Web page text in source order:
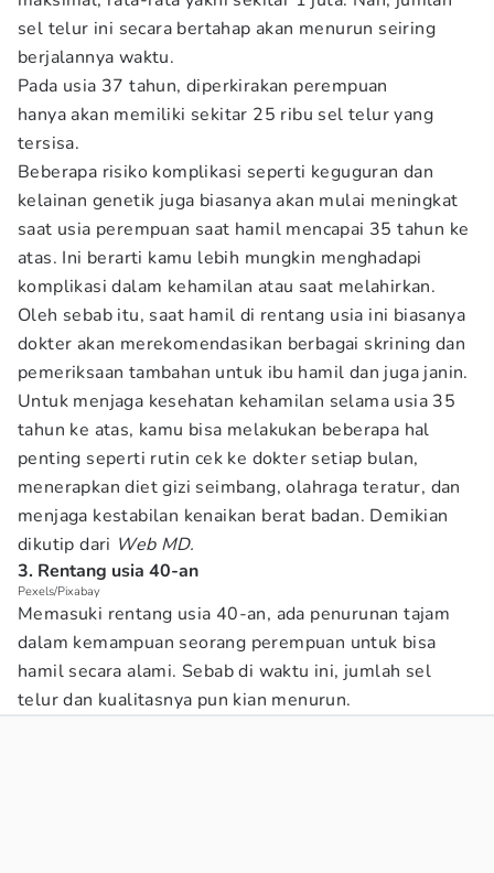
sel telur ini secara bertahap akan menurun seiring
berjalannya waktu.
Pada usia 37 tahun, diperkirakan perempuan
hanya akan memiliki sekitar 25 ribu sel telur yang
tersisa.
Beberapa risiko komplikasi seperti keguguran dan
kelainan genetik juga biasanya akan mulai meningkat
saat usia perempuan saat hamil mencapai 35 tahun ke
atas. Ini berarti kamu lebih mungkin menghadapi
komplikasi dalam kehamilan atau saat melahirkan.
Oleh sebab itu, saat hamil di rentang usia ini biasanya
dokter akan merekomendasikan berbagai skrining dan
pemeriksaan tambahan untuk ibu hamil dan juga janin.
Untuk menjaga kesehatan kehamilan selama usia 35
tahun ke atas, kamu bisa melakukan beberapa hal
penting seperti rutin cek ke dokter setiap bulan,
menerapkan diet gizi seimbang, olahraga teratur, dan
menjaga kestabilan kenaikan berat badan. Demikian
dikutip dari Web MD.
3. Rentang usia 40-an
Pexels/Pixabay
Memasuki rentang usia 40-an, ada penurunan tajam
dalam kemampuan seorang perempuan untuk bisa
hamil secara alami. Sebab di waktu ini, jumlah sel
telur dan kualitasnya pun kian menurun.